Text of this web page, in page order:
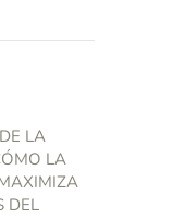
LA
LA
DEL